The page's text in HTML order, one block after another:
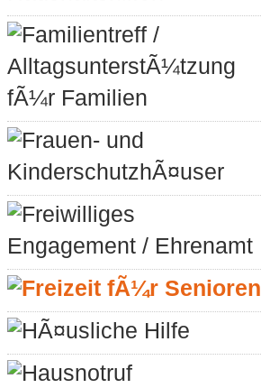
Familientreff /
AlltagsunterstÃ¼tzung
fÃ¼r Familien
Frauen- und
KinderschutzhÃ¤user
Freiwilliges
Engagement / Ehrenamt
Freizeit fÃ¼r Senioren
HÃ¤usliche Hilfe
Hausnotruf